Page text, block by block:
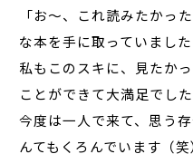
「お～、これ読みたかっ
な本を手に取っていました
私もこのスキに、見たか
ことができて大満足でし
今度は一人で来て、思う
んてもくろんでいます（笑